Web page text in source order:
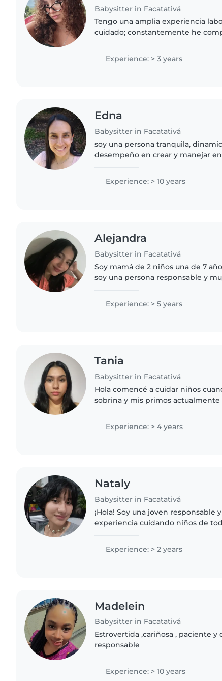
Babysitter in Facatativá
Tengo una amplia experiencia
cuidado; constantemente he
persona soñadora, que desea..
Experience: > 3 years
Edna
Babysitter in Facatativá
soy una persona tranquila,
desempeño en crear y manejar
Experience: > 10 years
Alejandra
Babysitter in Facatativá
Soy mamá de 2 niños una de 7
soy una persona responsable y
de la casa y poder..
Experience: > 5 years
Tania
Babysitter in Facatativá
Hola comencé a cuidar niños
sobrina y mis primos
me gusta cuidar niños..
Experience: > 4 years
Nataly
Babysitter in Facatativá
¡Hola! Soy una joven responsable
experiencia cuidando niños de
Experience: > 2 years
Madelein
Babysitter in Facatativá
Estrovertida ,cariñosa , paciente y
responsable
Experience: > 10 years